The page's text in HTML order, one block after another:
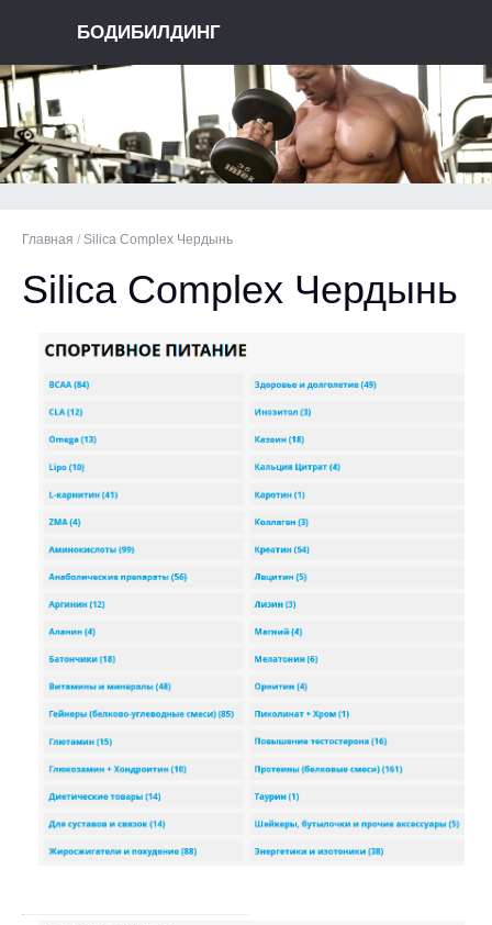
БОДИБИЛДИНГ
Главная / Silica Complex Чердынь
Silica Complex Чердынь